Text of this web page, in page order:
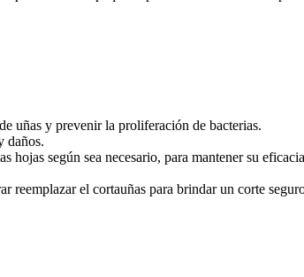
uñas y prevenir la proliferación de bacterias.
daños.
según sea necesario, para mantener su
reemplazar el cortauñas para brindar un corte